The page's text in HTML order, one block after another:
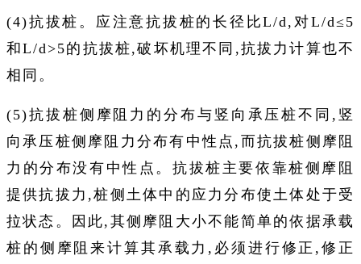
(4)抗拔桩。应注意抗拔桩的长径比L/d,对L/d≤5
和L/d>5的抗拔桩,破坏机理不同,抗拔力计算也不
相同。
(5)抗拔桩侧摩阻力的分布与竖向承压桩不同,竖
向承压桩侧摩阻力分布有中性点,而抗拔桩侧摩阻
力的分布没有中性点。抗拔桩主要依靠桩侧摩阻
提供抗拔力,桩侧土体中的应力分布使土体处于受
拉状态。因此,其侧摩阻大小不能简单的依据承载
桩的侧摩阻来计算其承载力,必须进行修正,修正